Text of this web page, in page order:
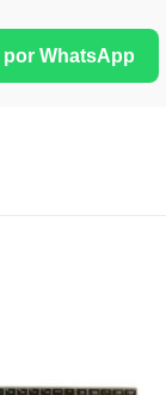
WhatsApp